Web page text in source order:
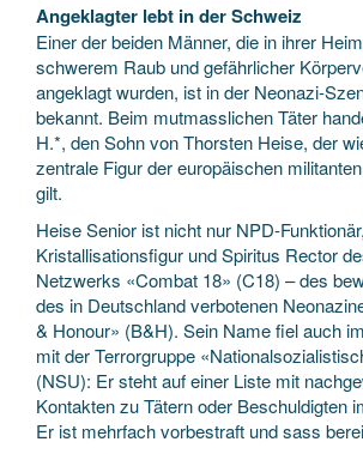
Angeklagter lebt in der Schweiz
Einer der beiden Männer, die in ihrer
schwerem Raub und gefährlicher
angeklagt wurden, ist in der Neonazi-
bekannt. Beim mutmasslichen Täter
H.*, den Sohn von Thorsten Heise, der
zentrale Figur der europäischen
gilt.
Heise Senior ist nicht nur NPD-
Kristallisationsfigur und Spiritus Rector
Netzwerks «Combat 18» (C18) – des
des in Deutschland verbotenen
& Honour» (B&H). Sein Name fiel auch
mit der Terrorgruppe
(NSU): Er steht auf einer Liste mit
Kontakten zu Tätern oder Beschuldigten
Er ist mehrfach vorbestraft und sass